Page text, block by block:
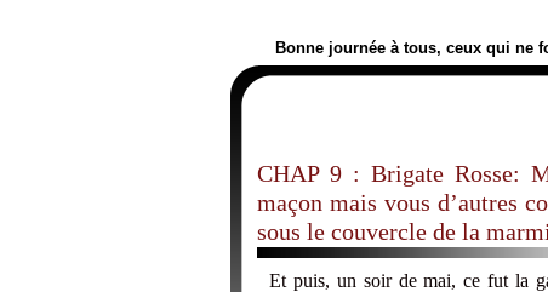
Bonne journée à tous, ceux qui ne
CHAP 9 : Brigate Rosse:
maçon mais vous d’autres
sous le couvercle de la
Et puis, un soir de mai, ce fut la